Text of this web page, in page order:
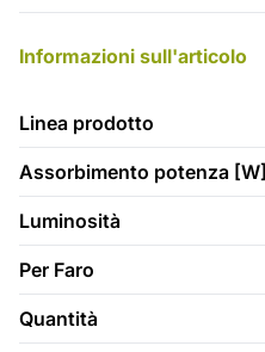
Informazioni sull'articolo
Linea prodotto
Assorbimento potenza [W]
Luminosità
Per Faro
Quantità